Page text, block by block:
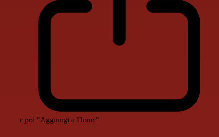
e poi "Aggiungi a Home"